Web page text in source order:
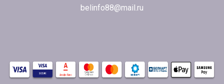
belinfo88@mail.ru